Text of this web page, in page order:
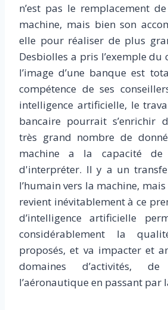
n’est pas le remplacement
machine, mais bien son
elle pour réaliser de plus
Desbiolles a pris l’exemple du
l’image d’une banque est
compétence de ses
intelligence artificielle, le
bancaire pourrait s’enrichir
très grand nombre de
machine a la capacité de
d'interpréter. Il y a un
l’humain vers la machine,
revient inévitablement à ce
d’intelligence artificielle
considérablement la
proposés, et va impacter et
domaines d’activités,
l’aéronautique en passant par